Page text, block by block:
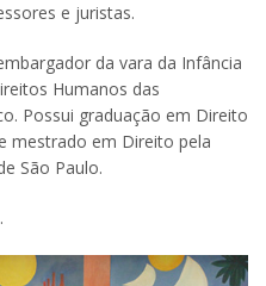
e juristas.
da vara da Infância
Humanos das
Possui graduação em Direito
mestrado em Direito pela
São Paulo.